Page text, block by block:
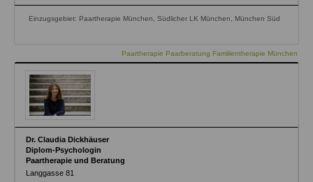
Einzugsgebiet: Paartherapie München, Südlicher LK München, München Süd
Paartherapie Paarberatung Familientherapie München
Dr. Claudia Dickhäuser
Diplom-Psychologin
Paartherapie und Beratung
Langgasse 81